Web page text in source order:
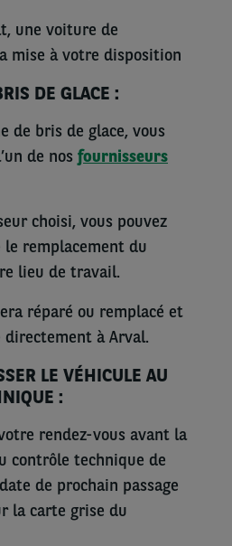
une voiture de
mise à votre disposition
DE GLACE :
de bris de glace, vous
de nos fournisseurs
choisi, vous pouvez
remplacement du
lieu de travail.
réparé ou remplacé et
directement à Arval.
LE VÉHICULE AU
:
rendez-vous avant la
contrôle technique de
de prochain passage
la carte grise du